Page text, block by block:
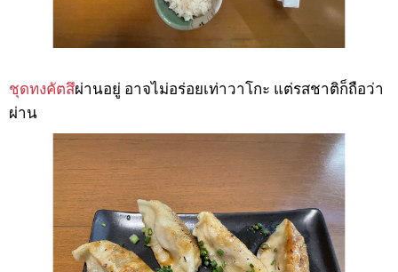
ชุดทงคัตสึผ่านอยู่ อาจไม่อร่อยเท่าวาโกะ แต่รสชาติก็ถือว่า
ผ่าน